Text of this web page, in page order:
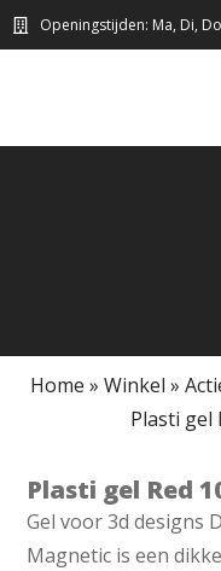
Openingstijden: Ma, Di,
Home » Winkel »
Plasti gel
Plasti gel Red
Gel voor 3d designs
Magnetic is een